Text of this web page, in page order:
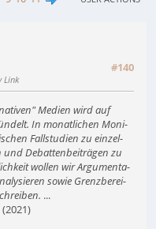
#140
Link
Medien wird auf
In monat­li­chen Moni­
Fall­stu­dien zu ein­zel­
Debat­ten­bei­trä­gen zu
wol­len wir Argu­men­ta­
sowie Grenz­be­rei­
...
(2021)